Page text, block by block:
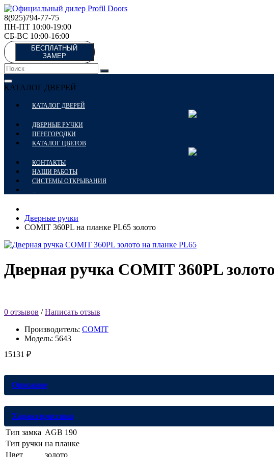
8(925)794-77-75
ПН-ПТ 10:00-19:00
СБ-ВС 10:00-16:00
БЕСПЛАТНЫЙ
ЗАМЕР
КАТАЛОГ ДВЕРЕЙ
КАТАЛОГ ДВЕРЕЙ
ДВЕРНЫЕ РУЧКИ
ПЕРЕГОРОДКИ
КАТАЛОГ ЦВЕТОВ
КОНТАКТЫ
НАШИ РАБОТЫ
СИСТЕМЫ ОТКРЫВАНИЯ
...
Дверные ручки
COMIT 360PL на планке PL65 золото
Дверная ручка COMIT 360PL
0 отзывов /Написать отзыв
Производитель: COMIT
Модель: 5643
15131 ₽
Описание
Характеристики
Тип замка AGB 190
Тип ручки на планке
Цвет
золото